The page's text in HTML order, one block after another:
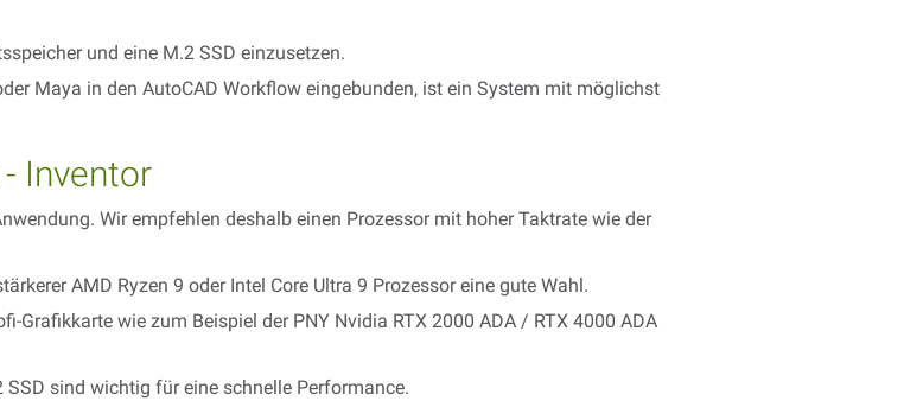
und eine M.2 SSD einzusetzen.
Maya in den AutoCAD Workflow eingebunden, ist ein System mit möglichst
Inventor
Wir empfehlen deshalb einen Prozessor mit hoher Taktrate wie der
AMD Ryzen 9 oder Intel Core Ultra 9 Prozessor eine gute Wahl.
Grafikkarte wie zum Beispiel der PNY Nvidia RTX 2000 ADA / RTX 4000 ADA
sind wichtig für eine schnelle Performance.